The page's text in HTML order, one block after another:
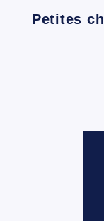
Petites